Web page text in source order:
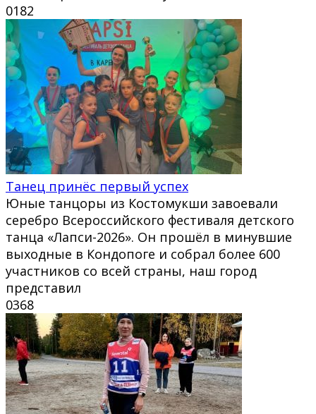
0182
Танец принёс первый успех
Юные танцоры из Костомукши завоевали
серебро Всероссийского фестиваля детского
танца «Лапси-2026». Он прошёл в минувшие
выходные в Кондопоге и собрал более 600
участников со всей страны, наш город
представил
0368